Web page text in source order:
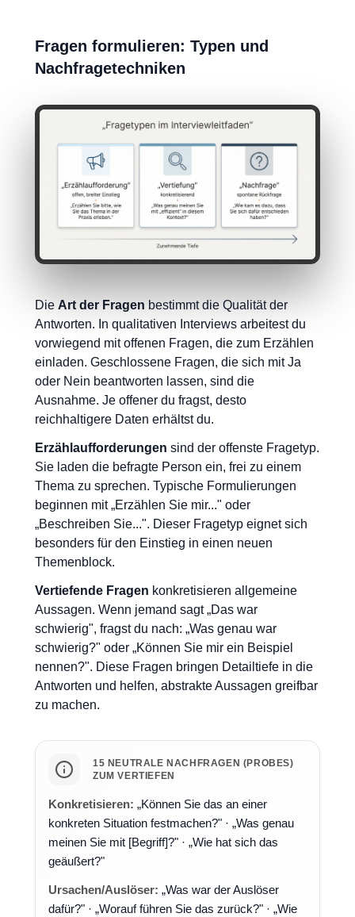
Fragen formulieren: Typen und
Nachfragetechniken
Die Art der Fragen bestimmt die Qualität der
Antworten. In qualitativen Interviews arbeitest du
vorwiegend mit offenen Fragen, die zum Erzählen
einladen. Geschlossene Fragen, die sich mit Ja
oder Nein beantworten lassen, sind die
Ausnahme. Je offener du fragst, desto
reichhaltigere Daten erhältst du.
Erzählaufforderungen sind der offenste Fragetyp.
Sie laden die befragte Person ein, frei zu einem
Thema zu sprechen. Typische Formulierungen
beginnen mit „Erzählen Sie mir..." oder
„Beschreiben Sie...". Dieser Fragetyp eignet sich
besonders für den Einstieg in einen neuen
Themenblock.
Vertiefende Fragen konkretisieren allgemeine
Aussagen. Wenn jemand sagt „Das war
schwierig", fragst du nach: „Was genau war
schwierig?" oder „Können Sie mir ein Beispiel
nennen?". Diese Fragen bringen Detailtiefe in die
Antworten und helfen, abstrakte Aussagen greifbar
zu machen.
15 NEUTRALE NACHFRAGEN (PROBES)
ZUM VERTIEFEN
Konkretisieren: „Können Sie das an einer
konkreten Situation festmachen?" · „Was genau
meinen Sie mit [Begriff]?" · „Wie hat sich das
geäußert?"
Ursachen/Auslöser: „Was war der Auslöser
dafür?" · „Worauf führen Sie das zurück?" · „Wie